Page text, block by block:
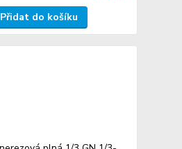
Přidat do košíku